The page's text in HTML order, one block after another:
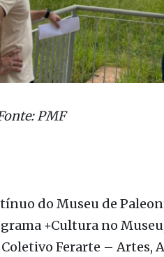
PMF
do Museu de